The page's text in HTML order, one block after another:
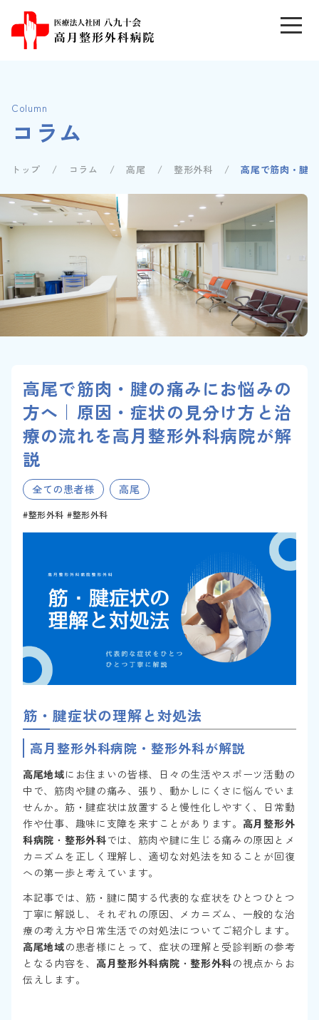
Column
コラム
トップ コラム 高尾 整形外科 高尾で筋肉・腱
高尾で筋肉・腱の痛みにお悩みの
方へ｜原因・症状の見分け方と治
療の流れを高月整形外科病院が解
説
全ての患者様 高尾
整形外科 整形外科
筋・腱症状の理解と対処法
高月整形外科病院 ・整形外科が解説
高尾地域にお住まいの皆様、日々の生活やスポーツ活動の
中で、筋肉や腱の痛み、張り、動かしにくさに悩んでいま
せんか。筋・腱症状は放置すると慢性化しやすく、日常動
作や仕事、趣味に支障を来すことがあります。 高月整形外
科病院 ・ 整形外科では、筋肉や腱に生じる痛みの原因とメ
カニズムを正しく理解し、適切な対処法を知ることが回復
への第一歩と考えています。
本記事では、筋・腱に関する代表的な症状をひとつひとつ
丁寧に解説し、それぞれの原因、メカニズム、一般的な治
療の考え方や日常生活での対処法についてご紹介します。
高尾地域の患者様にとって、症状の理解と受診判断の参考
となる内容を、 高月整形外科病院 ・ 整形外科の視点からお
伝えします。